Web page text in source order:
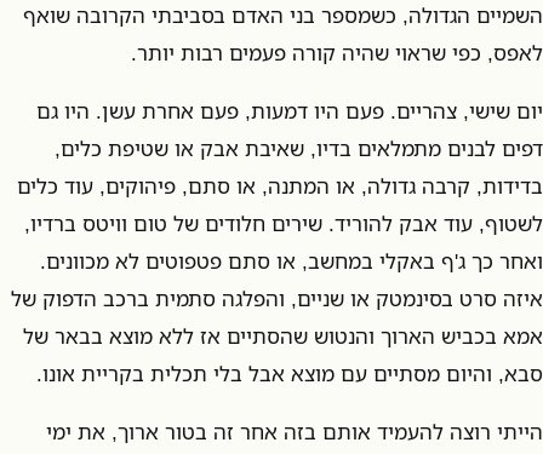
השמיים הגדולה, כשמספר בני האדם בסביבתי הקרובה שואף
לאפס, כפי שראוי שהיה קורה פעמים רבות יותר.
יום שישי, צהריים. פעם היו דמעות, פעם אחרת עשן. היו גם
דפים לבנים מתמלאים בדיו, שאיבת אבק או שטיפת כלים,
בדידות, קרבה גדולה, או המתנה, או סתם, פיהוקים, עוד כלים
לשטוף, עוד אבק להוריד. שירים חלודים של טום וויטס ברדיו,
ואחר כך ג'ף באקלי במחשב, או סתם פטפוטים לא מכוונים.
איזה סרט בסינמטק או שניים, והפלגה סתמית ברכב הדפוק של
אמא בכביש הארוך והנטוש שהסתיים אז ללא מוצא בבאר של
סבא, והיום מסתיים עם מוצא אבל בלי תכלית בקריית אונו.
הייתי רוצה להעמיד אותם בזה אחר זה בטור ארוך, את ימי